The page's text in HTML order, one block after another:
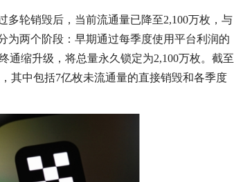
多轮销毁后，当前流通量已降至2,100万枚，与
为两个阶段：早期通过每季度使用平台利润的
通缩升级，将总量永久锁定为2,100万枚。截至
其中包括7亿枚未流通量的直接销毁和各季度